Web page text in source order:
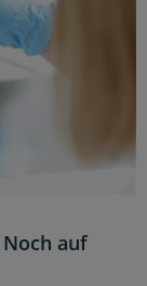
auf